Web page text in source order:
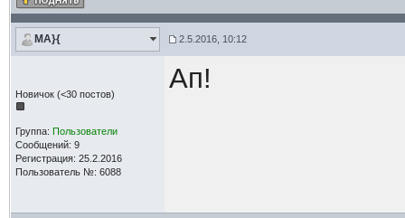
MA}{ 2.5.2016, 10:12
Новичок (<30 постов)
Группа: Пользователи
Сообщений: 9
Регистрация: 25.2.2016
Пользователь №: 6088
Ап!